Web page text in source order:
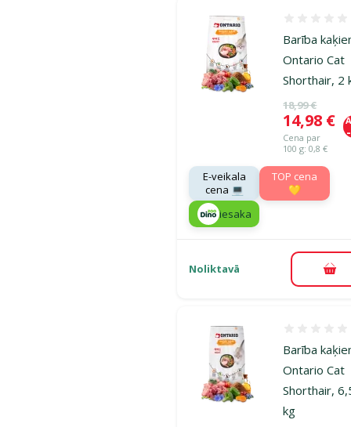
Barība
Ontario Cat
Shorthair, 2
Oriģinālā
18,99 €
Cena
14,98 €
Cena par
100 g: 0,8 €
E-veikala
cena 💻
TOP cena
💛
iesaka
Noliktavā
Barība
Ontario Cat
Shorthair,
kg